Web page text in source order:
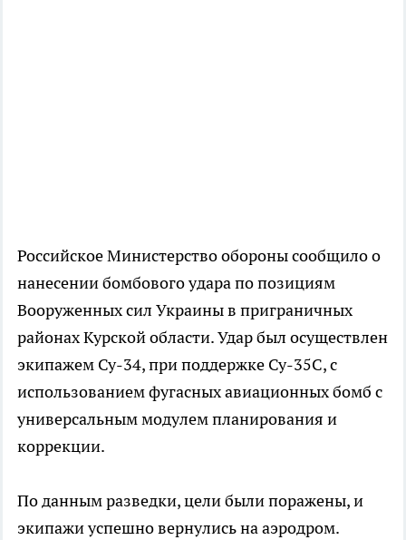
Российское Министерство обороны сообщило о
нанесении бомбового удара по позициям
Вооруженных сил Украины в приграничных
районах Курской области. Удар был осуществлен
экипажем Су-34, при поддержке Су-35С, с
использованием фугасных авиационных бомб с
универсальным модулем планирования и
коррекции.
По данным разведки, цели были поражены, и
экипажи успешно вернулись на аэродром.